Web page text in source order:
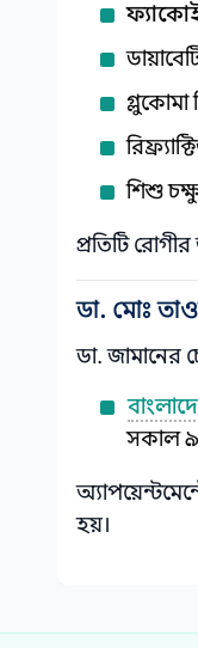
গ্লুকোমা
শিশু চক্ষু
প্রতিটি
ডা. মোঃ
ডা. জামানের
সকাল
হয়।